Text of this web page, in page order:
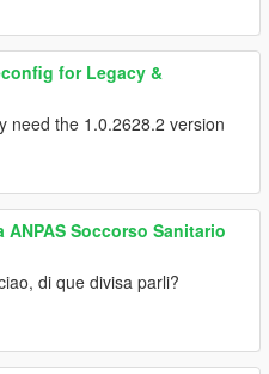
for Legacy &
need the 1.0.2628.2 version
ANPAS Soccorso Sanitario
di que divisa parli?